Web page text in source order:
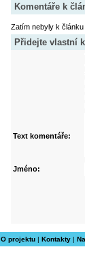
Komentáře k
Zatím nebyly k
Přidejte vlastní
Text komentáře:
Jméno:
O projektu| Kontakty|